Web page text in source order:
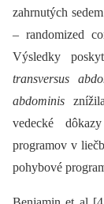
zahrnutých
–⁠ randomized
Výsledky
transversus
abdominis
vedecké
programov v
pohybové